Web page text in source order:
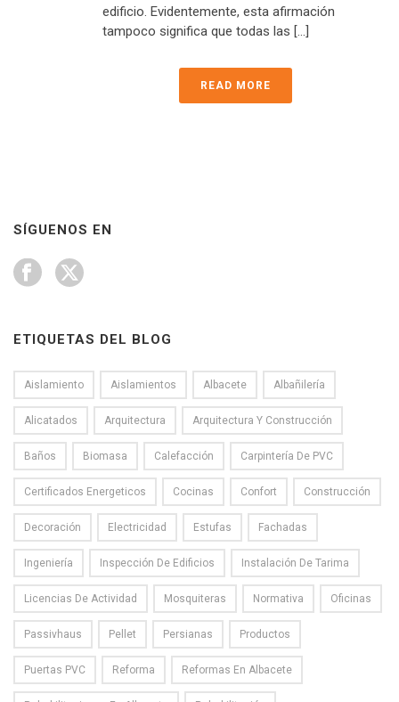
edificio. Evidentemente, esta afirmación
tampoco significa que todas las [...]
READ MORE
SÍGUENOS EN
ETIQUETAS DEL BLOG
Aislamiento Aislamientos Albacete Albañilería
Alicatados Arquitectura Arquitectura Y Construcción
Baños Biomasa Calefacción Carpintería De PVC
Certificados Energeticos Cocinas Confort Construcción
Decoración Electricidad Estufas Fachadas
Ingeniería Inspección De Edificios Instalación De Tarima
Licencias De Actividad Mosquiteras Normativa Oficinas
Passivhaus Pellet Persianas Productos
Puertas PVC Reforma Reformas En Albacete